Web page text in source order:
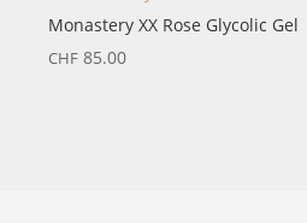
Monastery XX Rose Glycolic Gel
CHF 85.00